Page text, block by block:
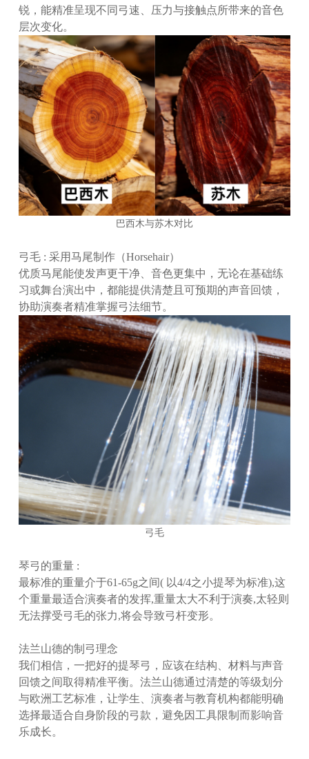
锐，能精准呈现不同弓速、压力与接触点所带来的音色
层次变化。
巴西木与苏木对比
弓毛 : 采用马尾制作（Horsehair）
优质马尾能使发声更干净、音色更集中，无论在基础练
习或舞台演出中，都能提供清楚且可预期的声音回馈，
协助演奏者精准掌握弓法细节。
弓毛
琴弓的重量 :
最标准的重量介于61-65g之间( 以4/4之小提琴为标准),这
个重量最适合演奏者的发挥,重量太大不利于演奏,太轻则
无法撑受弓毛的张力,将会导致弓杆变形。
法兰山德的制弓理念
我们相信，一把好的提琴弓，应该在结构、材料与声音
回馈之间取得精准平衡。法兰山德通过清楚的等级划分
与欧洲工艺标准，让学生、演奏者与教育机构都能明确
选择最适合自身阶段的弓款，避免因工具限制而影响音
乐成长。